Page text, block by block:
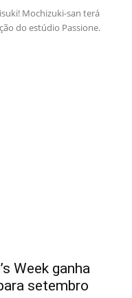
Mochizuki-san terá
do estúdio Passione.
Week ganha
setembro